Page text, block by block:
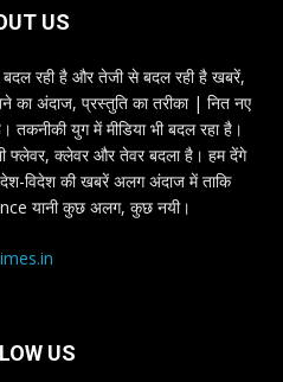
US
रही है और तेजी से बदल रही है खबरें,
का अंदाज, प्रस्तुति का तरीका | नित नए
तकनीकी युग में मीडिया भी बदल रहा है।
भी फ्लेवर, क्लेवर और तेवर बदला है। हम देंगे
विदेश की खबरें अलग अंदाज में ताकि
यानी कुछ अलग, कुछ नयी।
US